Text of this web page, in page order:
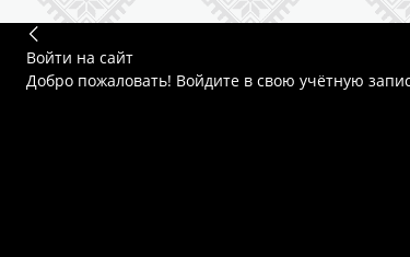
Войти на сайт
Добро пожаловать! Войдите в свою учётную